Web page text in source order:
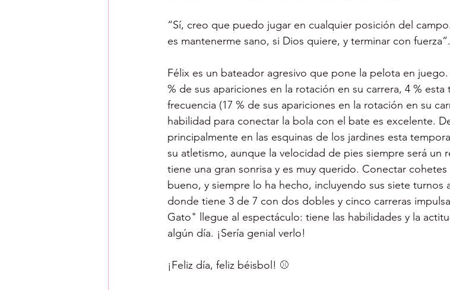
“Sí, creo que puedo jugar en cualquier posición del
es mantenerme sano, si Dios quiere, y terminar con fuerza”.
Félix es un bateador agresivo que pone la pelota en
% de sus apariciones en la rotación en su carrera, 4 %
frecuencia (17 % de sus apariciones en la rotación en su
habilidad para conectar la bola con el bate es excelente.
principalmente en las esquinas de los jardines esta
su atletismo, aunque la velocidad de pies siempre será un
tiene una gran sonrisa y es muy querido. Conectar
bueno, y siempre lo ha hecho, incluyendo sus siete turnos
donde tiene 3 de 7 con dos dobles y cinco carreras
Gato" llegue al espectáculo: tiene las habilidades y la
algún día. ¡Sería genial verlo!
¡Feliz día, feliz béisbol! ⚾️